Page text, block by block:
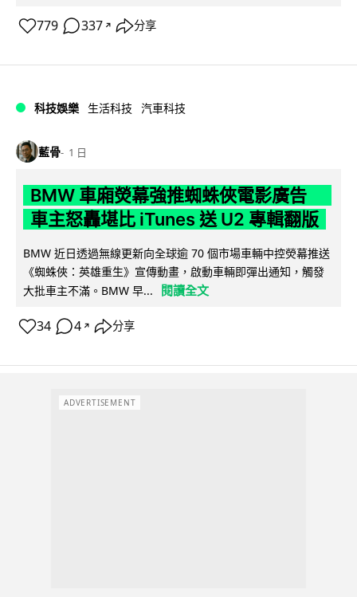
779 337 ↗ 分享
科技娛樂 生活科技 汽車科技
藍骨 1 日
BMW 車廂熒幕強推蜘蛛俠電影廣告
車主怒轟堪比 iTunes 送 U2 專輯翻版
BMW 近日透過無線更新向全球逾 70 個市場車輛中控熒幕推送
《蜘蛛俠：英雄重生》宣傳動畫，啟動車輛即彈出通知，觸發
大批車主不滿。BMW 早...
閱讀全文
34 4 ↗ 分享
ADVERTISEMENT